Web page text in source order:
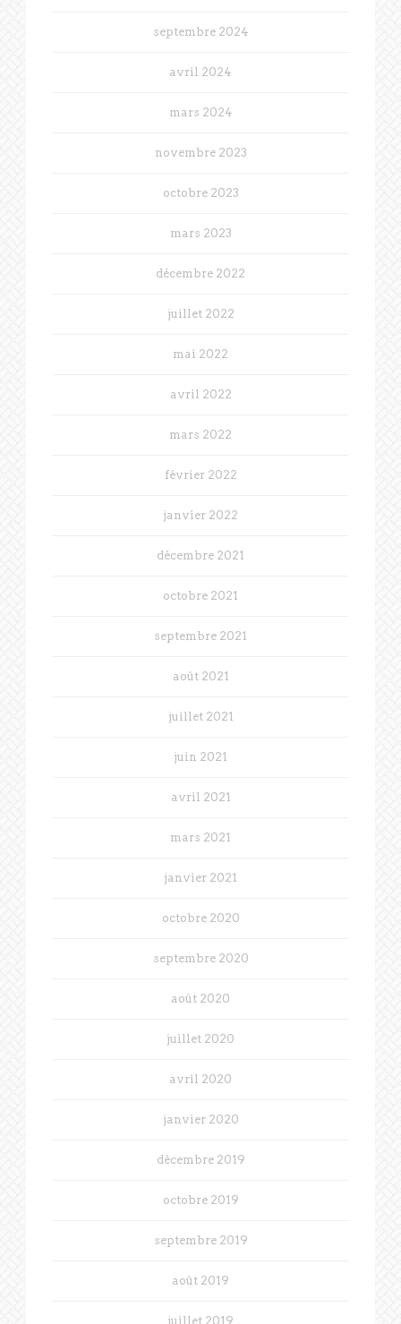
septembre 2024
avril 2024
mars 2024
novembre 2023
octobre 2023
mars 2023
décembre 2022
juillet 2022
mai 2022
avril 2022
mars 2022
février 2022
janvier 2022
décembre 2021
octobre 2021
septembre 2021
août 2021
juillet 2021
juin 2021
avril 2021
mars 2021
janvier 2021
octobre 2020
septembre 2020
août 2020
juillet 2020
avril 2020
janvier 2020
décembre 2019
octobre 2019
septembre 2019
août 2019
juillet 2019